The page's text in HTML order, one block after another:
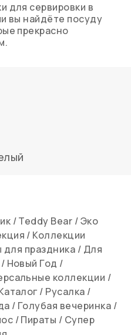
для сервировки в
вы найдёте посуду
прекрасно
/Teddy Bear /Эко
/ Коллекции
для праздника / Для
/ Новый Год /
коллекции /
/ Русалка /
/ Голубая вечеринка /
/Пираты / Супер